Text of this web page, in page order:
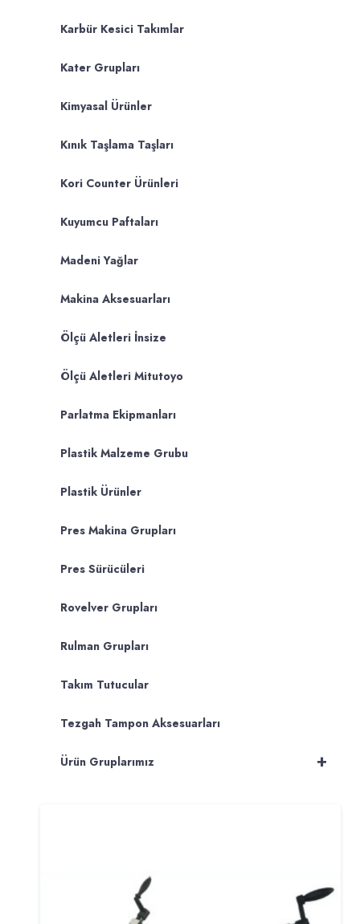
Karbür Kesici Takımlar
Kater Grupları
Kimyasal Ürünler
Kınık Taşlama Taşları
Kori Counter Ürünleri
Kuyumcu Paftaları
Madeni Yağlar
Makina Aksesuarları
Ölçü Aletleri İnsize
Ölçü Aletleri Mitutoyo
Parlatma Ekipmanları
Plastik Malzeme Grubu
Plastik Ürünler
Pres Makina Grupları
Pres Sürücüleri
Rovelver Grupları
Rulman Grupları
Takım Tutucular
Tezgah Tampon Aksesuarları
+
Ürün Gruplarımız